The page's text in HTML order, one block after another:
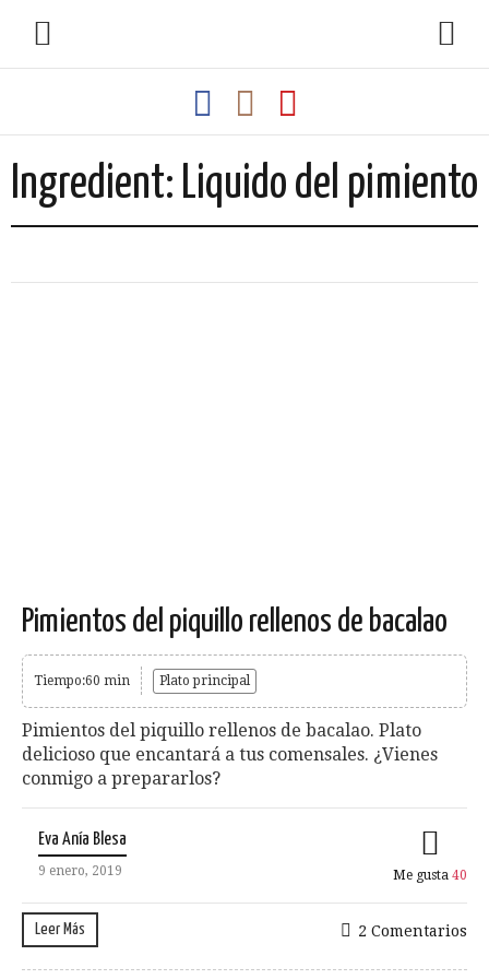
Ingredient: Liquido del pimiento
Pimientos del piquillo rellenos de bacalao
Tiempo:60 min Plato principal
Pimientos del piquillo rellenos de bacalao. Plato
delicioso que encantará a tus comensales. ¿Vienes
conmigo a prepararlos?
Eva Anía Blesa
9 enero, 2019 Me gusta 40
Leer Más 2 Comentarios